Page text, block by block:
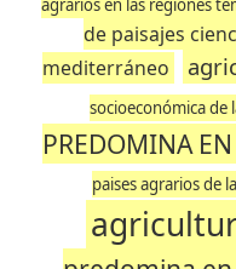
agrarios en las regiones
de paisajes
mediterráneo
socioeconómica de
PREDOMINA
paises agrarios de